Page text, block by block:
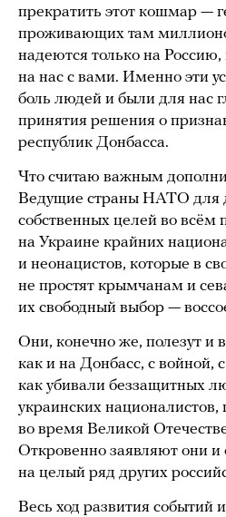
прекратить этот кошмар —
проживающих там
надеются только на
на нас с вами. Именно эти
боль людей и были для нас
принятия решения о
республик Донбасса.
Что считаю важным
Ведущие страны НАТО для
собственных целей во
на Украине крайних
и неонацистов, которые в
не простят крымчанам и
их свободный выбор —
Они, конечно же, полезут и
как и на Донбасс, с войной,
как убивали беззащитных
украинских националистов,
во время Великой
Откровенно заявляют они и
на целый ряд других
Весь ход развития событий